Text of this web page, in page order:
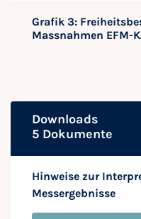
Grafik 3:
Massnahmen EFM-
Downloads
5 Dokumente
Hinweise zur
Messergebnisse